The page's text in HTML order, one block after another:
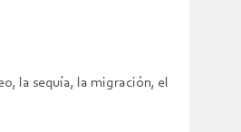
la sequía, la migración, el